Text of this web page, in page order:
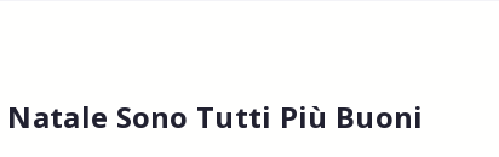
Natale Sono Tutti Più Buoni